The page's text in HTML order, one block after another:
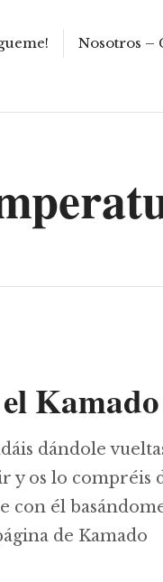
Nosotros –
Kamado
dándole
y os lo compréis
con él
de Kamado
barbacoa 2-2-